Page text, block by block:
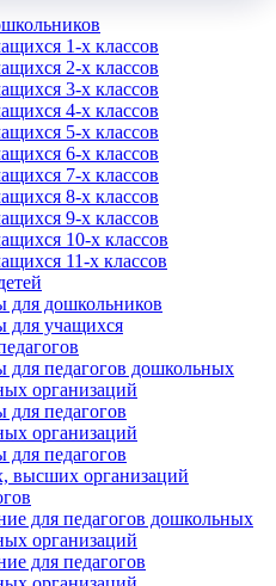
1-х классов
2-х классов
3-х классов
4-х классов
5-х классов
6-х классов
7-х классов
8-х классов
9-х классов
10-х классов
11-х классов
дошкольников
для учащихся
педагогов дошкольных
организаций
педагогов
организаций
педагогов
высших организаций
для педагогов дошкольных
организаций
для педагогов
согласие на обработку своих
согласно 152-ФЗ.